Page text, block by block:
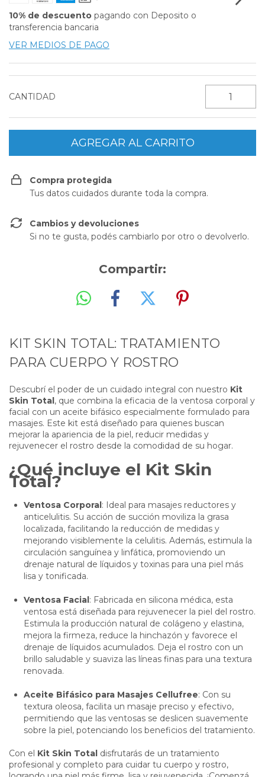
10% de descuento pagando con Deposito o
transferencia bancaria
VER MEDIOS DE PAGO
CANTIDAD
Compra protegida
Tus datos cuidados durante toda la compra.
Cambios y devoluciones
Si no te gusta, podés cambiarlo por otro o devolverlo.
Compartir:
KIT SKIN TOTAL: TRATAMIENTO
PARA CUERPO Y ROSTRO
Descubrí el poder de un cuidado integral con nuestro Kit
Skin Total, que combina la eficacia de la ventosa corporal y
facial con un aceite bifásico especialmente formulado para
masajes. Este kit está diseñado para quienes buscan
mejorar la apariencia de la piel, reducir medidas y
rejuvenecer el rostro desde la comodidad de su hogar.
¿Qué incluye el Kit Skin
Total?
Ventosa Corporal: Ideal para masajes reductores y
anticelulitis. Su acción de succión moviliza la grasa
localizada, facilitando la reducción de medidas y
mejorando visiblemente la celulitis. Además, estimula la
circulación sanguínea y linfática, promoviendo un
drenaje natural de líquidos y toxinas para una piel más
lisa y tonificada.
Ventosa Facial: Fabricada en silicona médica, esta
ventosa está diseñada para rejuvenecer la piel del rostro.
Estimula la producción natural de colágeno y elastina,
mejora la firmeza, reduce la hinchazón y favorece el
drenaje de líquidos acumulados. Deja el rostro con un
brillo saludable y suaviza las líneas finas para una textura
renovada.
Aceite Bifásico para Masajes Cellufree: Con su
textura oleosa, facilita un masaje preciso y efectivo,
permitiendo que las ventosas se deslicen suavemente
sobre la piel, potenciando los beneficios del tratamiento.
Con el Kit Skin Total disfrutarás de un tratamiento
profesional y completo para cuidar tu cuerpo y rostro,